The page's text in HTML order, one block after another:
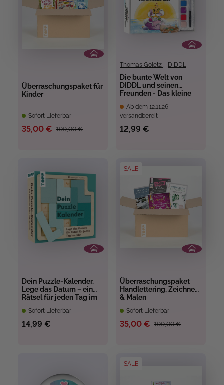
Überraschungspaket für
Kinder
Sofort Lieferbar
100,00 €
35,00 €
Thomas Goletz , DIDDL
Die bunte Welt von
DIDDL und seinen
Freunden - Das kleine
Ab dem 12.11.26
versandbereit
12,99 €
Dein Puzzle-Kalender.
Lege das Datum – ein
Rätsel für jeden Tag im
Sofort Lieferbar
14,99 €
SALE
Überraschungspaket
Handlettering, Zeichnen
& Malen
Sofort Lieferbar
100,00 €
35,00 €
SALE